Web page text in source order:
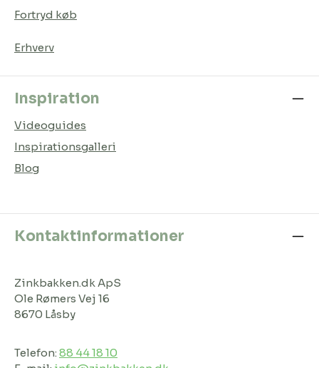
Fortryd køb
Erhverv
Inspiration
Videoguides
Inspirationsgalleri
Blog
Kontaktinformationer
Zinkbakken.dk ApS
Ole Rømers Vej 16
8670 Låsby
Telefon: 88 44 18 10